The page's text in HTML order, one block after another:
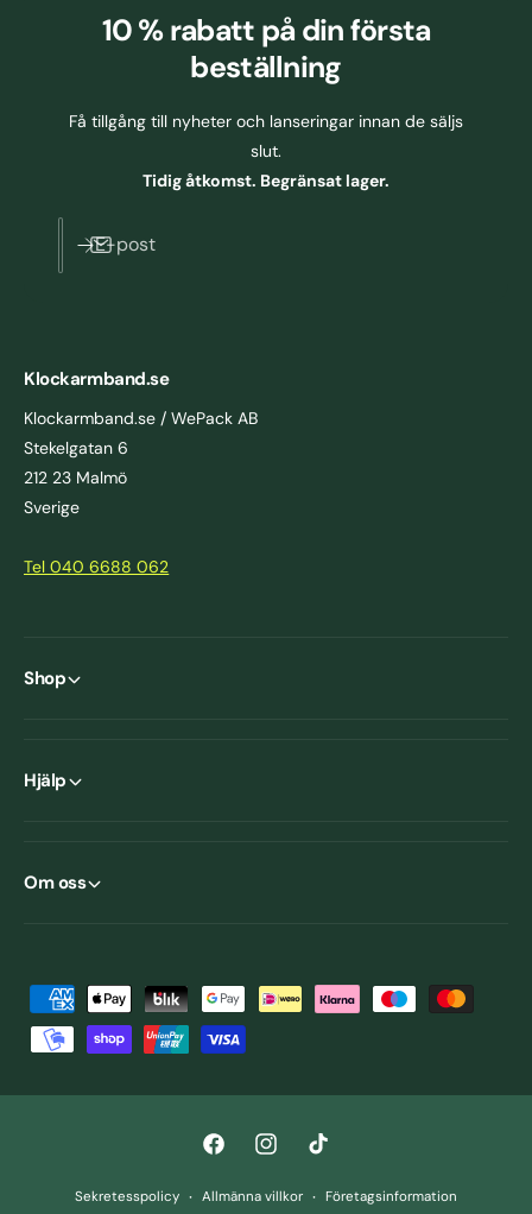
10 % rabatt på din första
beställning
Få tillgång till nyheter och lanseringar innan de säljs
slut.
Tidig åtkomst. Begränsat lager.
E-post
Klockarmband.se
Klockarmband.se / WePack AB
Stekelgatan 6
212 23 Malmö
Sverige
Tel 040 6688 062
Shop
Hjälp
Om oss
e
a
Sekretesspolicy Allmänna villkor Företagsinformation
F
a
I
n
T